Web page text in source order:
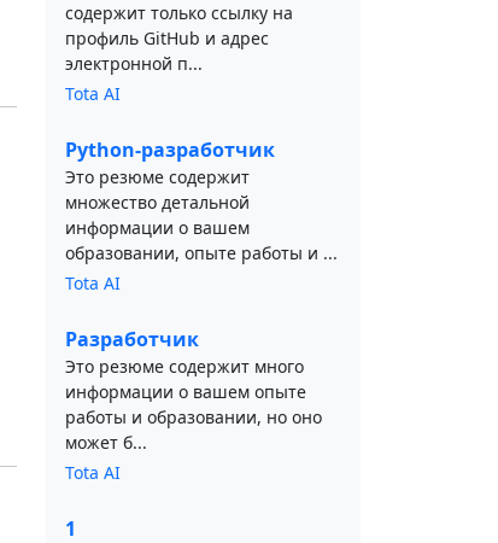
содержит только ссылку на
профиль GitHub и адрес
электронной п...
Tota AI
Python-разработчик
Это резюме содержит
множество детальной
информации о вашем
образовании, опыте работы и ...
Tota AI
Разработчик
Это резюме содержит много
информации о вашем опыте
работы и образовании, но оно
может б...
Tota AI
1